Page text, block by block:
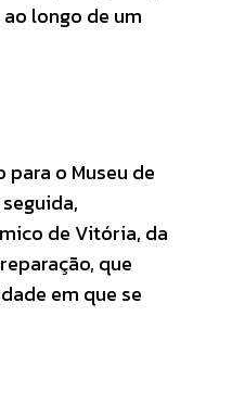
longo de um
o Museu de
de Vitória, da
que
em que se